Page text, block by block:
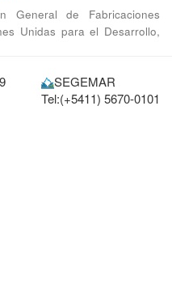
General de Fabricaciones
Unidas para el Desarrollo,
SEGEMAR
Tel:(+5411) 5670-0101